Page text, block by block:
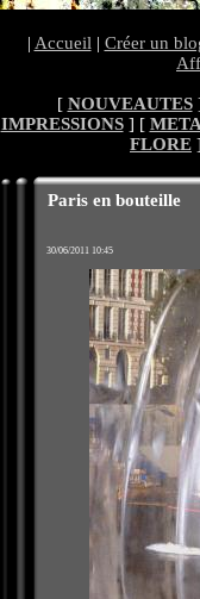
| Accueil | Créer un
[ NOUVEAUTES
IMPRESSIONS] [
FLORE
Paris en bouteille
30/06/2011 10:45